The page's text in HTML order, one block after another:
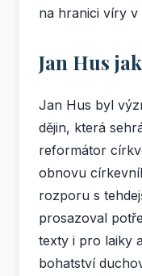
na hranici víry v
Jan Hus
Jan Hus byl
dějin, která
reformátor
obnovu
rozporu s
prosazoval
texty i pro laiky
bohatství